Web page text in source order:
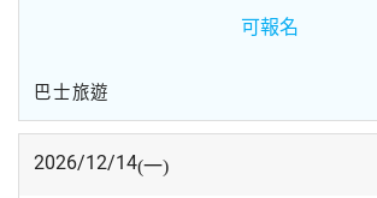
可報名
巴士旅遊
2026/12/14(一)